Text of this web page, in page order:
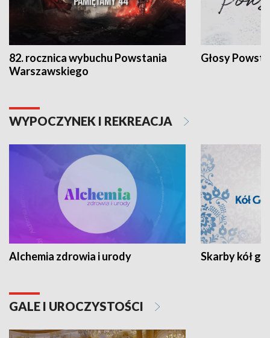
82. rocznica wybuchu Powstania
Warszawskiego
Głosy
WYPOCZYNEK I REKREACJA
Alchemia zdrowia i urody Skarby kół
GALE I UROCZYSTOŚCI